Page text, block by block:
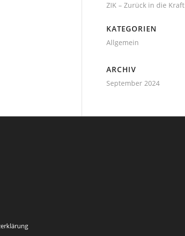
ZIK – Zurück in die Kraft
KATEGORIEN
Allgemein
ARCHIV
September 2024